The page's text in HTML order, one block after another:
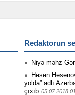
Redaktorun
Niyə məhz
Həsən
yolda” adlı
çıxıb 05.07.2018